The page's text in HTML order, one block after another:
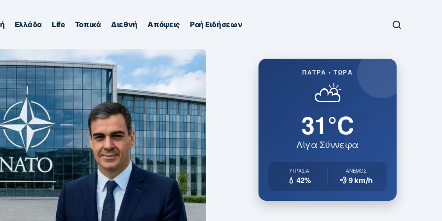
Ελλάδα Life Τοπικά Διεθνή Απόψεις Ροή Ειδήσεων
ΠΆΤΡΑ • ΤΏΡΑ
⛅
31°C
Λίγα Σύννεφα
ΥΓΡΑΣΊΑ
💧 42%
ΆΝΕΜΟΣ
💨 9km/h